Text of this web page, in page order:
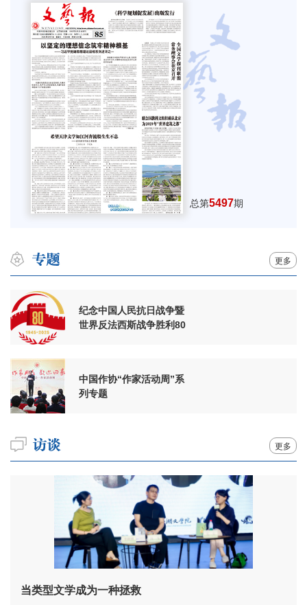
总第5497期
更多
纪念中国人民抗日战争暨
世界反法西斯战争胜利80
中国作协“作家活动周”系
列专题
更多
当类型文学成为一种拯救